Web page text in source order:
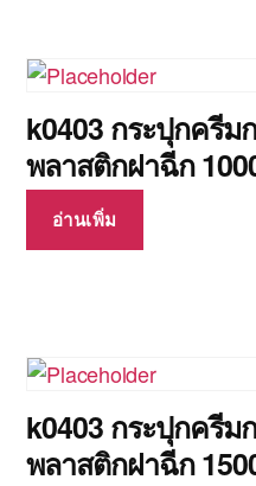
k0403 กระปุกครีม
พลาสติกฝาฉีก
อ่านเพิ่ม
k0403 กระปุกครีม
พลาสติกฝาฉีก